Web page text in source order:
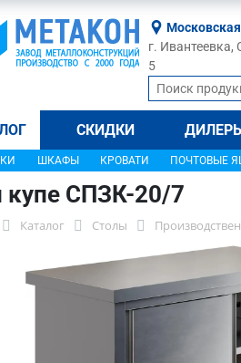
г. Ивантеевка,
5
СКИДКИ
ШКАФЫ КРОВАТИ ПОЧТОВЫЕ
купе СПЗК-20/7
Каталог Столы